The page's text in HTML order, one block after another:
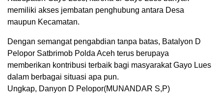
memiliki akses jembatan penghubung antara Desa
maupun Kecamatan.
Dengan semangat pengabdian tanpa batas, Batalyon D
Pelopor Satbrimob Polda Aceh terus berupaya
memberikan kontribusi terbaik bagi masyarakat Gayo Lues
dalam berbagai situasi apa pun.
Ungkap, Danyon D Pelopor(MUNANDAR S,P)